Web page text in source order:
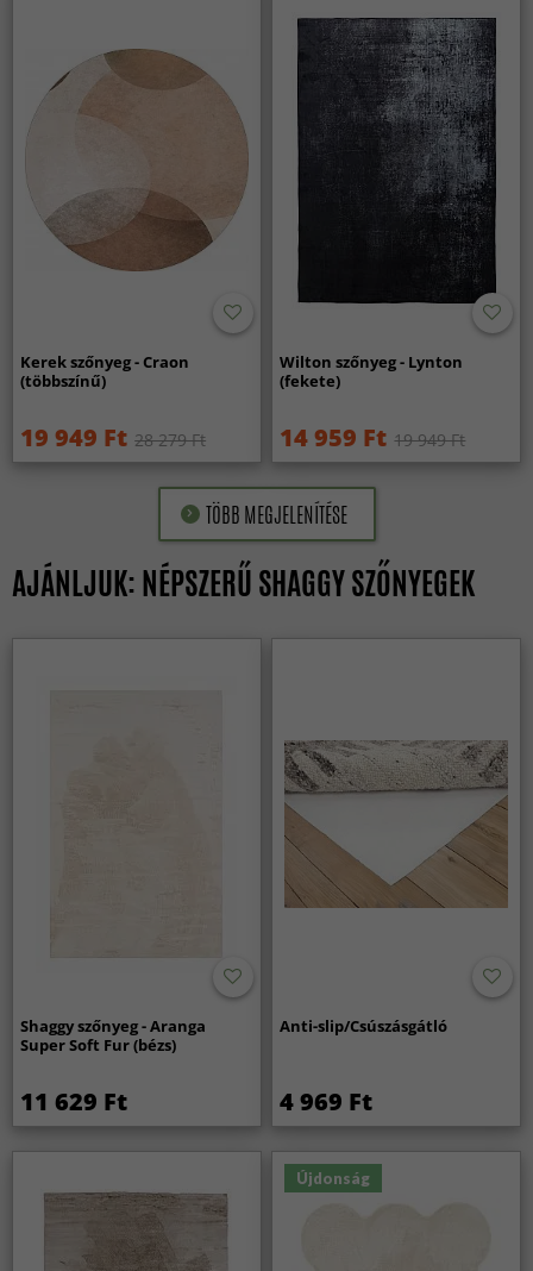
Kerek szőnyeg - Craon
(többszínű)
19 949 Ft 28 279 Ft
Wilton szőnyeg - Lynton
(fekete)
14 959 Ft 19 949 Ft
TÖBB MEGJELENÍTÉSE
AJÁNLJUK: NÉPSZERŰ SHAGGY SZŐNYEGEK
Shaggy szőnyeg - Aranga
Super Soft Fur (bézs)
11 629 Ft
Anti-slip/Csúszásgátló
4 969 Ft
Újdonság